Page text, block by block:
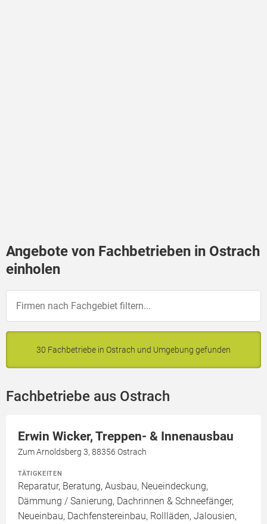
Angebote von Fachbetrieben in Ostrach
einholen
30 Fachbetriebe in Ostrach und Umgebung gefunden
Fachbetriebe aus Ostrach
Erwin Wicker, Treppen- & Innenausbau
Zum Arnoldsberg 3, 88356 Ostrach
TÄTIGKEITEN
Reparatur, Beratung, Ausbau, Neueindeckung,
Dämmung / Sanierung, Dachrinnen & Schneefänger,
Neueinbau, Dachfenstereinbau, Rollläden, Jalousien,